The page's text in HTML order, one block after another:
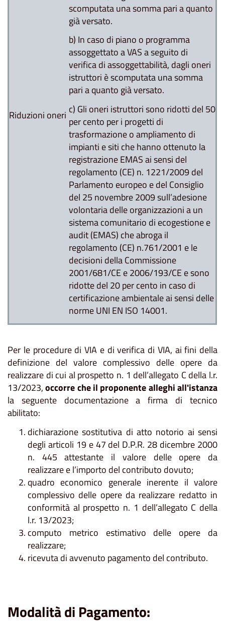
Riduzioni oneri
scomputata una somma pari a quanto
già versato.
b) In caso di piano o programma
assoggettato a VAS a seguito di
verifica di assoggettabilità, dagli oneri
istruttori è scomputata una somma
pari a quanto già versato.
c) Gli oneri istruttori sono ridotti del 50
per cento per i progetti di
trasformazione o ampliamento di
impianti e siti che hanno ottenuto la
registrazione EMAS ai sensi del
regolamento (CE) n. 1221/2009 del
Parlamento europeo e del Consiglio
del 25 novembre 2009 sull’adesione
volontaria delle organizzazioni a un
sistema comunitario di ecogestione e
audit (EMAS) che abroga il
regolamento (CE) n.761/2001 e le
decisioni della Commissione
2001/681/CE e 2006/193/CE e sono
ridotte del 20 per cento in caso di
certificazione ambientale ai sensi delle
norme UNI EN ISO 14001.
Per le procedure di VIA e di verifica di VIA, ai fini della
definizione del valore complessivo delle opere da
realizzare di cui al prospetto n. 1 dell’allegato C della l.r.
13/2023,occorre che il proponente alleghi all'istanza
la seguente documentazione a firma di tecnico
abilitato:
dichiarazione sostitutiva di atto notorio ai sensi
degli articoli 19 e 47 del D.P.R. 28 dicembre 2000
n. 445 attestante il valore delle opere da
realizzare e l’importo del contributo dovuto;
quadro economico generale inerente il valore
complessivo delle opere da realizzare redatto in
conformità al prospetto n. 1 dell’allegato C della
l.r. 13/2023;
computo metrico estimativo delle opere da
realizzare;
ricevuta di avvenuto pagamento del contributo.
Modalità di Pagamento: